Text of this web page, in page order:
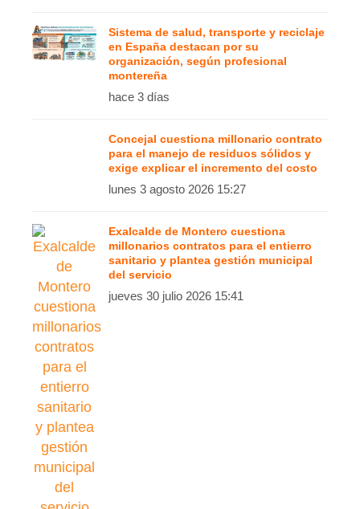
Sistema de salud, transporte y reciclaje
en España destacan por su
organización, según profesional
montereña
hace 3 días
Concejal cuestiona millonario contrato
para el manejo de residuos sólidos y
exige explicar el incremento del costo
lunes 3 agosto 2026 15:27
Exalcalde de Montero cuestiona
millonarios contratos para el entierro
sanitario y plantea gestión municipal
del servicio
jueves 30 julio 2026 15:41